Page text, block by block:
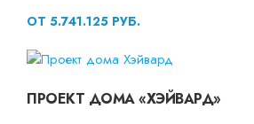
ОТ 5.741.125 РУБ.
ПРОЕКТ ДОМА «ХЭЙВАРД»